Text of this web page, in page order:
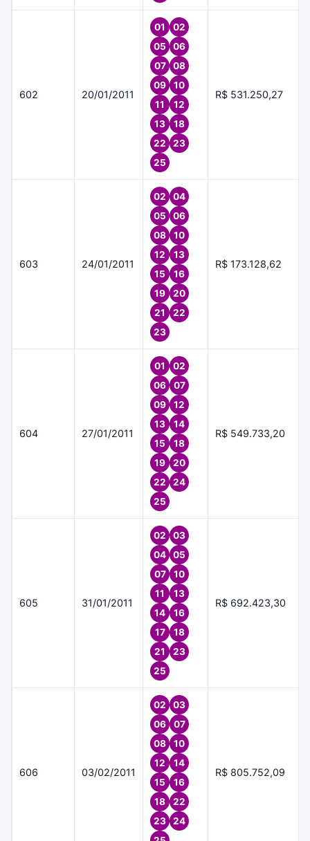
602 20/01/2011
01
02
05
06
07
08
09
10
11
12
13
18
22
23
25
R$ 531.250,27
603 24/01/2011
02
04
05
06
08
10
12
13
15
16
19
20
21
22
23
R$ 173.128,62
604 27/01/2011
01
02
06
07
09
12
13
14
15
18
19
20
22
24
25
R$ 549.733,20
605 31/01/2011
02
03
04
05
07
10
11
13
14
16
17
18
21
23
25
R$ 692.423,30
606 03/02/2011
02
03
06
07
08
10
12
14
15
16
18
22
23
24
R$ 805.752,09